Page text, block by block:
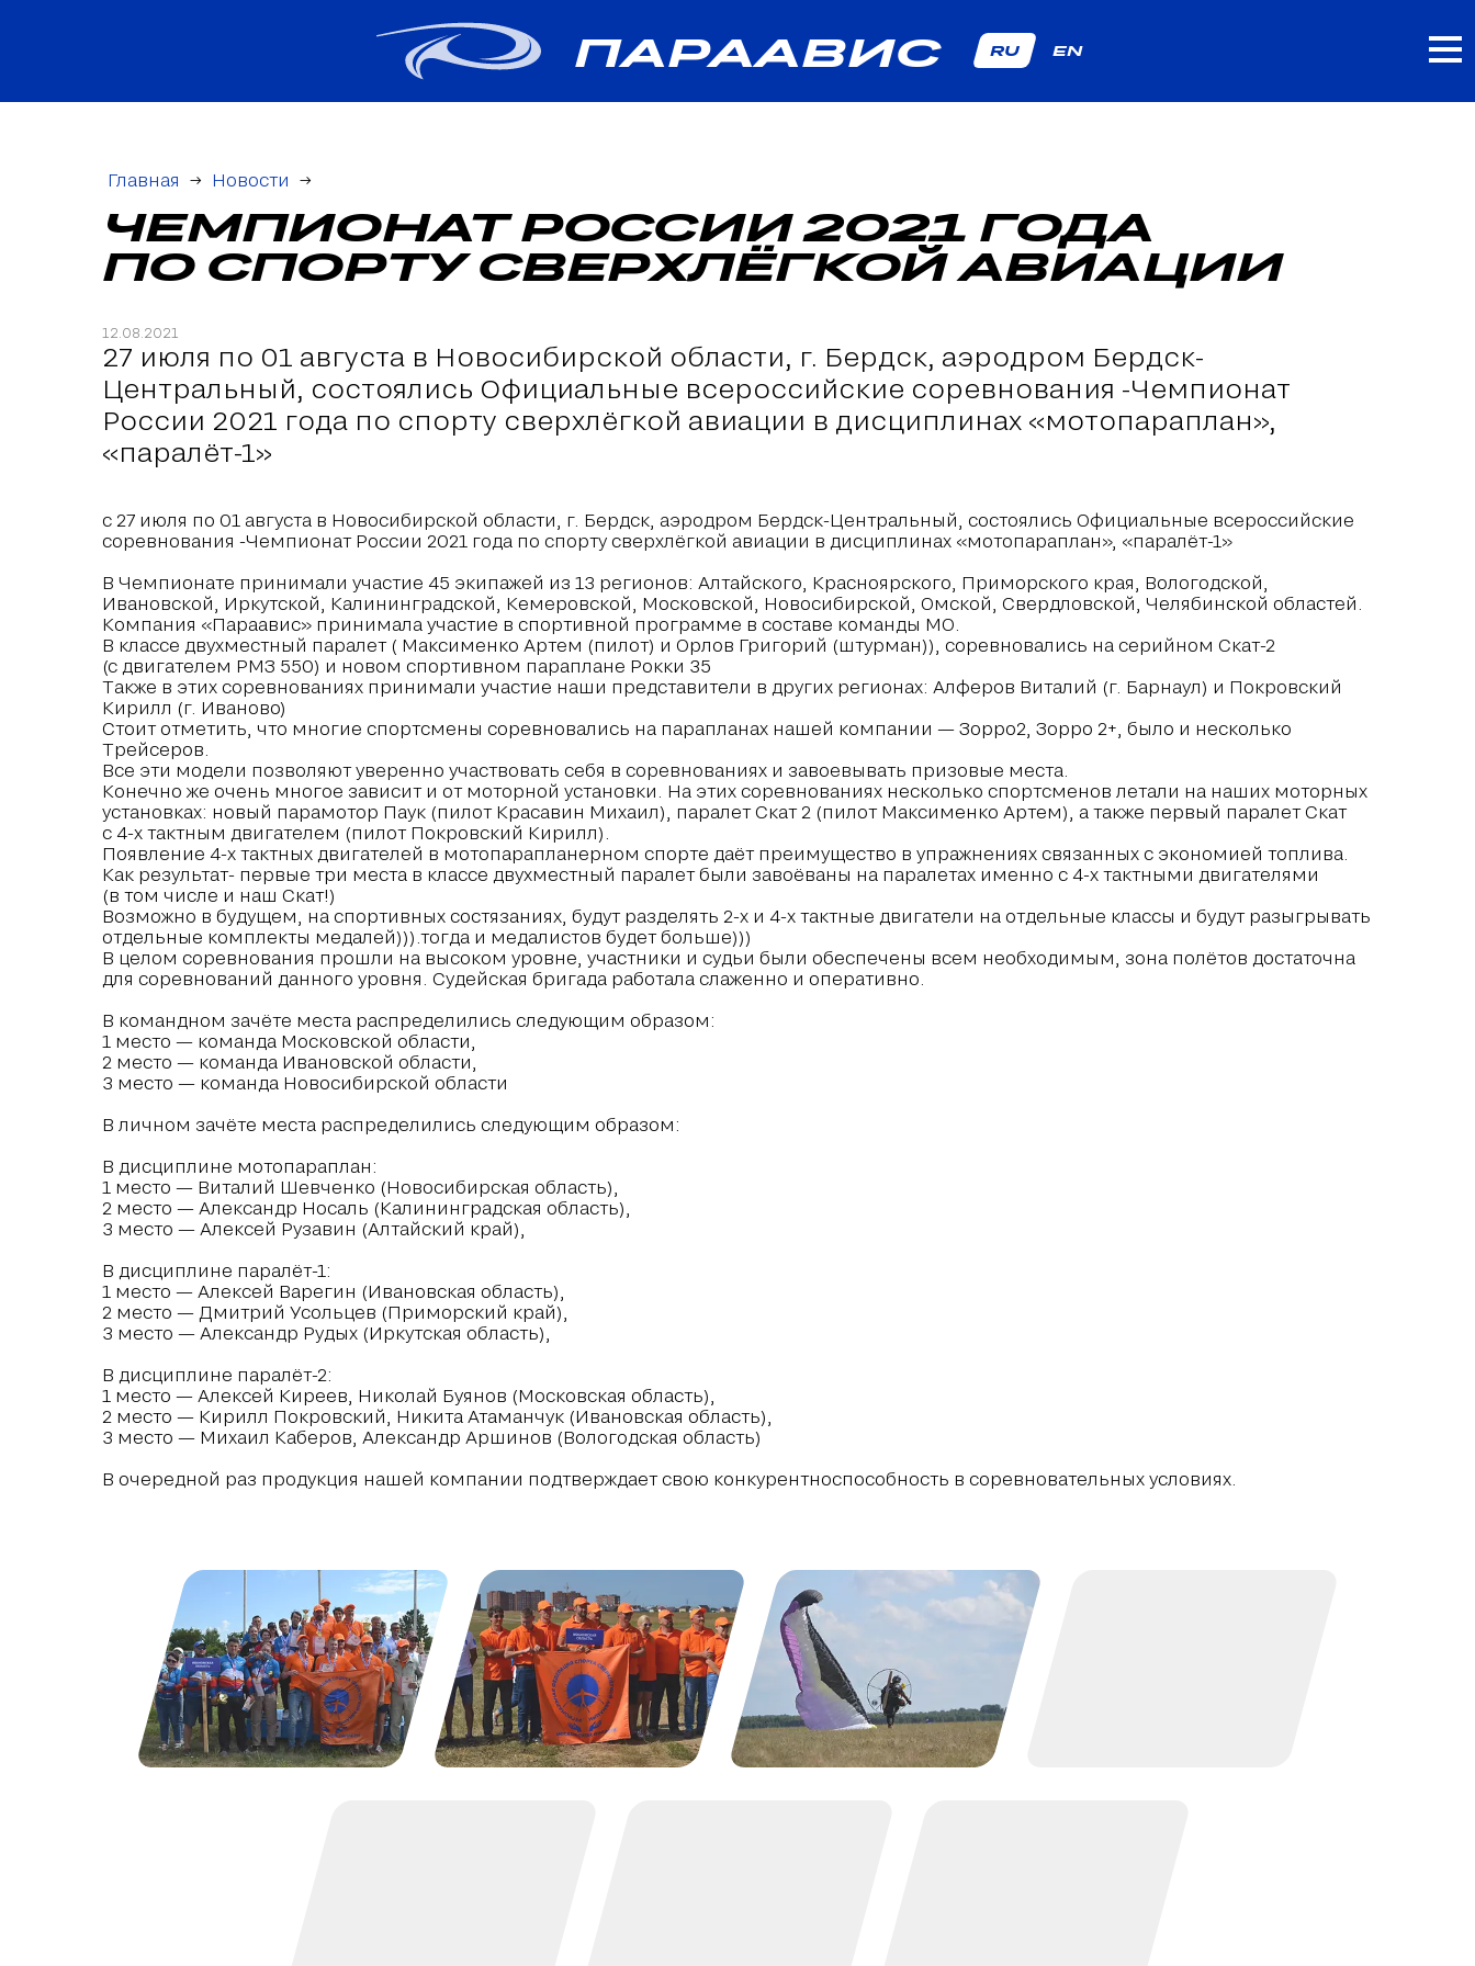
ПАРААВИС RU EN
Главная → Новости →
ЧЕМПИОНАТ РОССИИ 2021 ГОДА
ПО СПОРТУ СВЕРХЛЁГКОЙ АВИАЦИИ
12.08.2021
27 июля по 01 августа в Новосибирской области, г. Бердск, аэродром Бердск-
Центральный, состоялись Официальные всероссийские соревнования -Чемпионат
России 2021 года по спорту сверхлёгкой авиации в дисциплинах «мотопараплан»,
«паралёт-1»
с 27 июля по 01 августа в Новосибирской области, г. Бердск, аэродром Бердск-Центральный, состоялись Официальные всероссийские
соревнования -Чемпионат России 2021 года по спорту сверхлёгкой авиации в дисциплинах «мотопараплан», «паралёт-1»
В Чемпионате принимали участие 45 экипажей из 13 регионов: Алтайского, Красноярского, Приморского края, Вологодской,
Ивановской, Иркутской, Калининградской, Кемеровской, Московской, Новосибирской, Омской, Свердловской, Челябинской областей.
Компания «Параавис» принимала участие в спортивной программе в составе команды МО.
В классе двухместный паралет ( Максименко Артем (пилот) и Орлов Григорий (штурман)), соревновались на серийном Скат-2
(с двигателем РМЗ 550) и новом спортивном параплане Рокки 35
Также в этих соревнованиях принимали участие наши представители в других регионах: Алферов Виталий (г. Барнаул) и Покровский
Кирилл (г. Иваново)
Стоит отметить, что многие спортсмены соревновались на парапланах нашей компании — Зорро2, Зорро 2+, было и несколько
Трейсеров.
Все эти модели позволяют уверенно участвовать себя в соревнованиях и завоевывать призовые места.
Конечно же очень многое зависит и от моторной установки. На этих соревнованиях несколько спортсменов летали на наших моторных
установках: новый парамотор Паук (пилот Красавин Михаил), паралет Скат 2 (пилот Максименко Артем), а также первый паралет Скат
с 4-х тактным двигателем (пилот Покровский Кирилл).
Появление 4-х тактных двигателей в мотопарапланерном спорте даёт преимущество в упражнениях связанных с экономией топлива.
Как результат- первые три места в классе двухместный паралет были завоёваны на паралетах именно с 4-х тактными двигателями
(в том числе и наш Скат!)
Возможно в будущем, на спортивных состязаниях, будут разделять 2-х и 4-х тактные двигатели на отдельные классы и будут разыгрывать
отдельные комплекты медалей))).тогда и медалистов будет больше)))
В целом соревнования прошли на высоком уровне, участники и судьи были обеспечены всем необходимым, зона полётов достаточна
для соревнований данного уровня. Судейская бригада работала слаженно и оперативно.
В командном зачёте места распределились следующим образом:
1 место — команда Московской области,
2 место — команда Ивановской области,
3 место — команда Новосибирской области
В личном зачёте места распределились следующим образом:
В дисциплине мотопараплан:
1 место — Виталий Шевченко (Новосибирская область),
2 место — Александр Носаль (Калининградская область),
3 место — Алексей Рузавин (Алтайский край),
В дисциплине паралёт-1:
1 место — Алексей Варегин (Ивановская область),
2 место — Дмитрий Усольцев (Приморский край),
3 место — Александр Рудых (Иркутская область),
В дисциплине паралёт-2:
1 место — Алексей Киреев, Николай Буянов (Московская область),
2 место — Кирилл Покровский, Никита Атаманчук (Ивановская область),
3 место — Михаил Каберов, Александр Аршинов (Вологодская область)
В очередной раз продукция нашей компании подтверждает свою конкурентноспособность в соревновательных условиях.